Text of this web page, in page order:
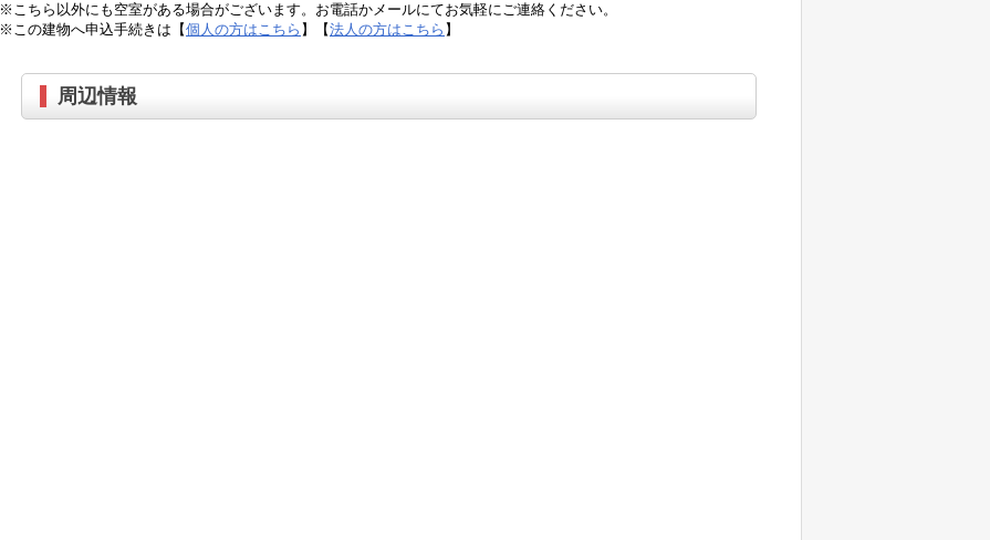
※こちら以外にも空室がある場合がございます。お電話かメールにてお気軽にご連絡ください。
※この建物へ申込手続きは【個人の方はこちら 】【法人の方はこちら 】
周辺情報